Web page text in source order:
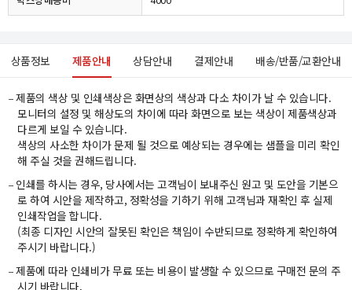
상품정보 제품안내 상담안내 결제안내 배송/반품/교환안내
제품의 색상 및 인쇄색상은 화면상의 색상과 다소 차이가 날 수 있습니다.
모니터의 설정 및 해상도의 차이에 따라 화면으로 보는 색상이 제품색상과
다르게 보일 수 있습니다.
색상의 사소한 차이가 문제 될 것으로 예상되는 경우에는 샘플을 미리 확인
해 주실 것을 권해드립니다.
인쇄를 하시는 경우, 당사에서는 고객님이 보내주신 원고 및 도안을 기본으
로 하여 시안을 제작하고, 정확성을 기하기 위해 고객님과 재확인 후 실제
인쇄작업을 합니다.
(최종 디자인 시안의 잘못된 확인은 책임이 수반되므로 정확하게 확인하여
주시기 바랍니다.)
제품에 따라 인쇄비가 무료 또는 비용이 발생할 수 있으므로 구매전 문의 주
시기 바랍니다.